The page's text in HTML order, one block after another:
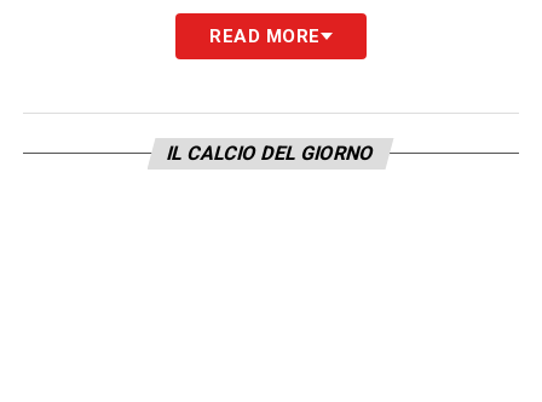
LA PLAYLIST DELLE NOSTRE TOP NEWS
READ MORE
IL CALCIO DEL GIORNO